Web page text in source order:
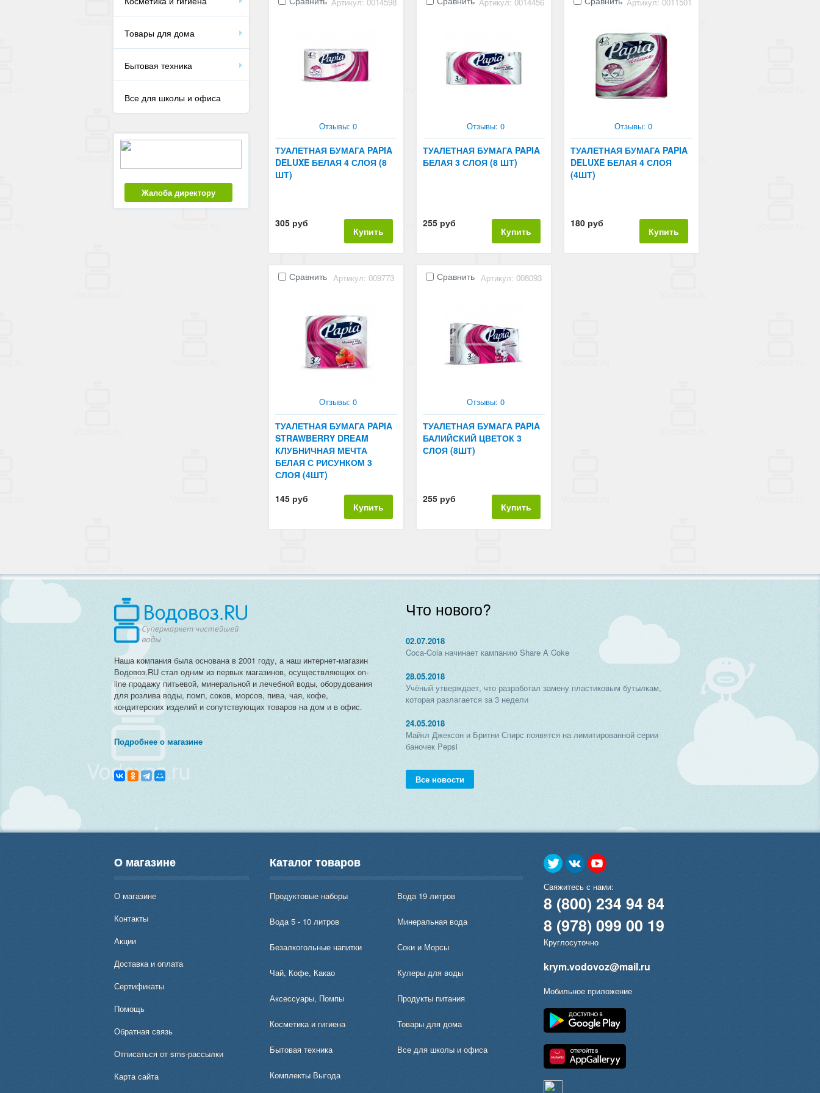
Товары для дома
Бытовая техника
Все для школы и офиса
Жалоба директору
Отзывы: 0
ТУАЛЕТНАЯ БУМАГА PAPIA
DELUXE БЕЛАЯ 4 СЛОЯ (8
ШТ)
305 руб
Купить
Отзывы: 0
ТУАЛЕТНАЯ БУМАГА PAPIA
БЕЛАЯ 3 СЛОЯ (8 ШТ)
255 руб
Купить
Отзывы: 0
ТУАЛЕТНАЯ БУМАГА PAPIA
DELUXE БЕЛАЯ 4 СЛОЯ
(4ШТ)
180 руб
Купить
Сравнить Артикул: 009773
Отзывы: 0
ТУАЛЕТНАЯ БУМАГА PAPIA
STRAWBERRY DREAM
КЛУБНИЧНАЯ МЕЧТА
БЕЛАЯ С РИСУНКОМ 3
СЛОЯ (4ШТ)
145 руб
Купить
Сравнить Артикул: 008093
Отзывы: 0
ТУАЛЕТНАЯ БУМАГА PAPIA
БАЛИЙСКИЙ ЦВЕТОК 3
СЛОЯ (8ШТ)
255 руб
Купить
Наша компания была основана в 2001 году, а наш интернет-магазин
Водовоз.RU стал одним из первых магазинов, осуществляющих on-
line продажу питьевой, минеральной и лечебной воды, оборудования
для розлива воды, помп, соков, морсов, пива, чая, кофе,
кондитерских изделий и сопутствующих товаров на дом и в офис.
Подробнее о магазине
Что нового?
02.07.2018
Coca-Cola начинает кампанию Share A Coke
28.05.2018
Учёный утверждает, что разработал замену пластиковым бутылкам,
которая разлагается за 3 недели
24.05.2018
Майкл Джексон и Бритни Спирс появятся на лимитированной серии
баночек Pepsi
Все новости
О магазине
О магазине
Контакты
Акции
Доставка и оплата
Сертификаты
Помощь
Обратная связь
Отписаться от sms-рассылки
Карта сайта
Каталог товаров
Продуктовые наборы Вода 19 литров
Вода 5 - 10 литров Минеральная вода
Безалкогольные напитки Соки и Морсы
Чай, Кофе, Какао Кулеры для воды
Аксессуары, Помпы Продукты питания
Косметика и гигиена Товары для дома
Бытовая техника Все для школы и офиса
Комплекты Выгода
Свяжитесь с нами:
8 (800) 234 94 84
8 (978) 099 00 19
Круглосуточно
krym.vodovoz@mail.ru
Мобильное приложение